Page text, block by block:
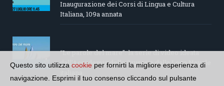
Inaugurazione dei Corsi di Lingua e Cultura
Italiana, 109a annata
“Le parole del mare”: la serie di video ideata
dall’Accademia della Crusca e dalla Lega Navale
Questo sito utilizza cookie per fornirti la migliore esperienza di
navigazione. Esprimi il tuo consenso cliccando sul pulsante